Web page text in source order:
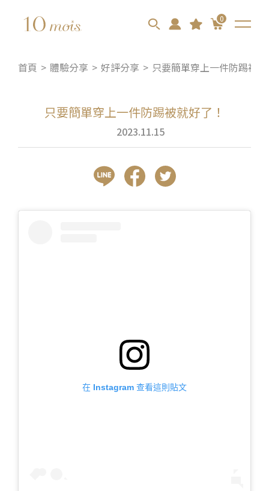
0
首頁 體驗分享 好評分享 只要簡單穿上一件防踢被
只要簡單穿上一件防踢被就好了！
2023.11.15
在 Instagram 查看這則貼文